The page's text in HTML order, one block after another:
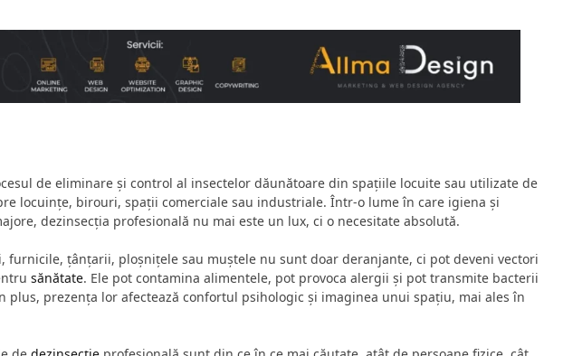
de eliminare și control al insectelor dăunătoare din spațiile locuite sau utilizate de
locuințe, birouri, spații comerciale sau industriale. Într-o lume în care igiena și
dezinsecția profesională nu mai este un lux, ci o necesitate absolută.
furnicile, țânțarii, ploșnițele sau muștele nu sunt doar deranjante, ci pot deveni vectori
sănătate. Ele pot contamina alimentele, pot provoca alergii și pot transmite bacterii
plus, prezența lor afectează confortul psihologic și imaginea unui spațiu, mai ales în